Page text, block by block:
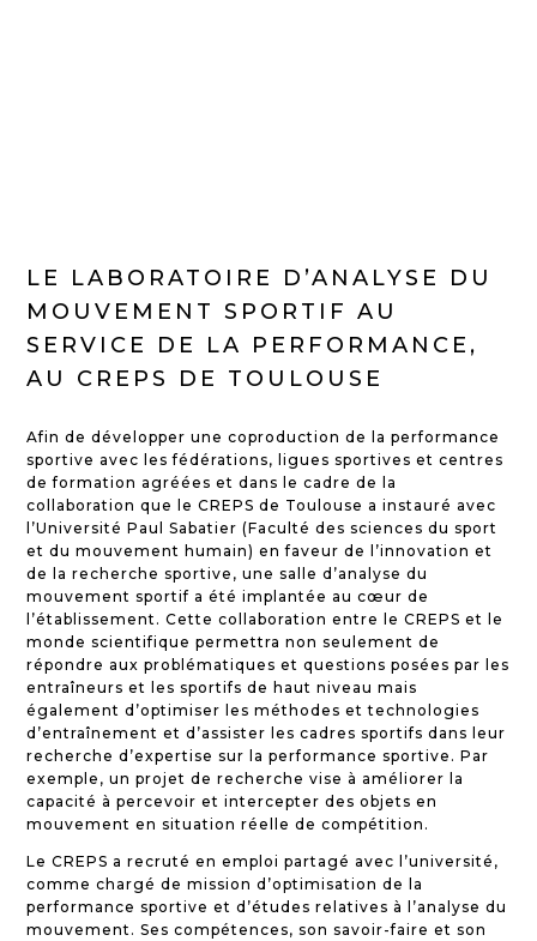
LE LABORATOIRE D’ANALYSE DU
MOUVEMENT SPORTIF AU
SERVICE DE LA PERFORMANCE,
AU CREPS DE TOULOUSE
Afin de développer une coproduction de la performance
sportive avec les fédérations, ligues sportives et centres
de formation agréées et dans le cadre de la
collaboration que le CREPS de Toulouse a instauré avec
l’Université Paul Sabatier (Faculté des sciences du sport
et du mouvement humain) en faveur de l’innovation et
de la recherche sportive, une salle d’analyse du
mouvement sportif a été implantée au cœur de
l’établissement. Cette collaboration entre le CREPS et le
monde scientifique permettra non seulement de
répondre aux problématiques et questions posées par les
entraîneurs et les sportifs de haut niveau mais
également d’optimiser les méthodes et technologies
d’entraînement et d’assister les cadres sportifs dans leur
recherche d’expertise sur la performance sportive. Par
exemple, un projet de recherche vise à améliorer la
capacité à percevoir et intercepter des objets en
mouvement en situation réelle de compétition.
Le CREPS a recruté en emploi partagé avec l’université,
comme chargé de mission d’optimisation de la
performance sportive et d’études relatives à l’analyse du
mouvement. Ses compétences, son savoir-faire et son